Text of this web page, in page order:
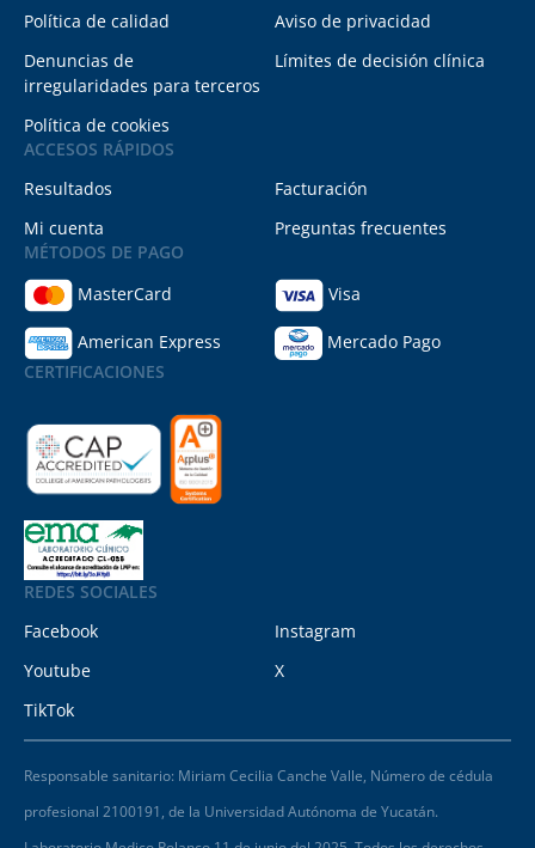
Política de calidad
Aviso de privacidad
Denuncias de
irregularidades para terceros
Límites de decisión clínica
Política de cookies
ACCESOS RÁPIDOS
Resultados
Facturación
Mi cuenta
Preguntas frecuentes
MÉTODOS DE PAGO
MasterCard
Visa
American Express
Mercado Pago
CERTIFICACIONES
REDES SOCIALES
Facebook
Instagram
Youtube
X
TikTok
Responsable sanitario: Miriam Cecilia Canche Valle, Número de cédula
profesional 2100191, de la Universidad Autónoma de Yucatán.